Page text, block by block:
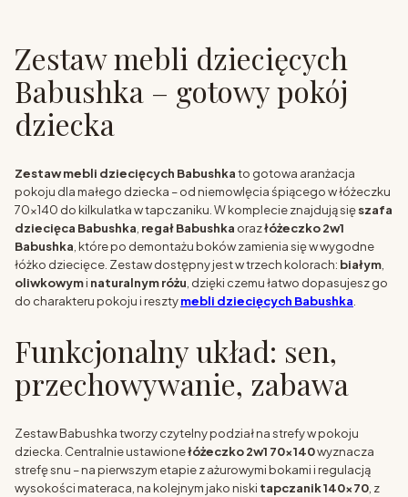
Zestaw mebli dziecięcych
Babushka – gotowy pokój
dziecka
Zestaw mebli dziecięcych Babushkato gotowa aranżacja
pokoju dla małego dziecka – od niemowlęcia śpiącego w łóżeczku
70x140 do kilkulatka w tapczaniku. W komplecie znajdują sięszafa
dziecięca Babushka, regał Babushka orazłóżeczko 2w1
Babushka, które po demontażu boków zamienia się w wygodne
łóżko dziecięce. Zestaw dostępny jest w trzech kolorach: białym,
oliwkowymi naturalnym różu, dzięki czemu łatwo dopasujesz go
do charakteru pokoju i resztymebli dziecięcych Babushka.
Funkcjonalny układ: sen,
przechowywanie, zabawa
Zestaw Babushka tworzy czytelny podział na strefy w pokoju
dziecka. Centralnie ustawionełóżeczko 2w1 70x140wyznacza
strefę snu – na pierwszym etapie z ażurowymi bokami i regulacją
wysokości materaca, na kolejnym jako niski tapczanik 140x70, z